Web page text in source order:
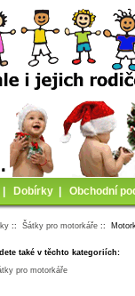
Dobírky Obchodní
::Šátky pro motorkáře ::
také v těchto kategoriích:
pro motorkáře